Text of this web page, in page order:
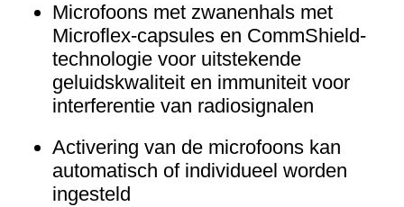
Microfoons met zwanenhals met
Microflex-capsules en CommShield-
technologie voor uitstekende
geluidskwaliteit en immuniteit voor
interferentie van radiosignalen
Activering van de microfoons kan
automatisch of individueel worden
ingesteld